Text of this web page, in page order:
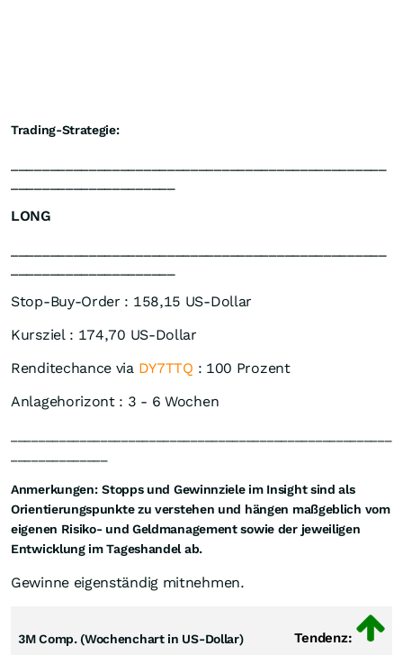
Trading-Strategie:
LONG
Stop-Buy-Order : 158,15 US-Dollar
Kursziel : 174,70 US-Dollar
Renditechance via DY7TTQ : 100 Prozent
Anlagehorizont : 3 - 6 Wochen
Anmerkungen: Stopps und Gewinnziele im Insight sind als
Orientierungspunkte zu verstehen und hängen maßgeblich vom
eigenen Risiko- und Geldmanagement sowie der jeweiligen
Entwicklung im Tageshandel ab.
Gewinne eigenständig mitnehmen.
3M Comp. (Wochenchart in US-Dollar) Tendenz: